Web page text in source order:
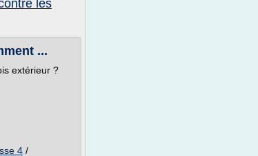
les
...
extérieur ?
4 /